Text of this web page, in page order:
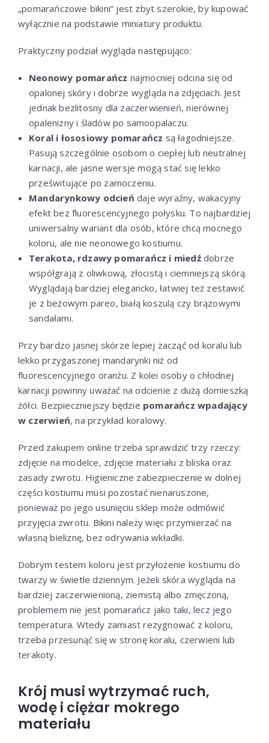
„pomarańczowe bikini” jest zbyt szerokie, by kupować
wyłącznie na podstawie miniatury produktu.
Praktyczny podział wygląda następująco:
Neonowy pomarańcz najmocniej odcina się od
opalonej skóry i dobrze wygląda na zdjęciach. Jest
jednak bezlitosny dla zaczerwienień, nierównej
opalenizny i śladów po samoopalaczu.
Koral i łososiowy pomarańcz są łagodniejsze.
Pasują szczególnie osobom o ciepłej lub neutralnej
karnacji, ale jasne wersje mogą stać się lekko
prześwitujące po zamoczeniu.
Mandarynkowy odcień daje wyraźny, wakacyjny
efekt bez fluorescencyjnego połysku. To najbardziej
uniwersalny wariant dla osób, które chcą mocnego
koloru, ale nie neonowego kostiumu.
Terakota, rdzawy pomarańcz i miedźdobrze
współgrają z oliwkową, złocistą i ciemniejszą skórą.
Wyglądają bardziej elegancko, łatwiej też zestawić
je z beżowym pareo, białą koszulą czy brązowymi
sandałami.
Przy bardzo jasnej skórze lepiej zacząć od koralu lub
lekko przygaszonej mandarynki niż od
fluorescencyjnego oranżu. Z kolei osoby o chłodnej
karnacji powinny uważać na odcienie z dużą domieszką
żółci. Bezpieczniejszy będzie pomarańcz wpadający
w czerwień, na przykład koralowy.
Przed zakupem online trzeba sprawdzić trzy rzeczy:
zdjęcie na modelce, zdjęcie materiału z bliska oraz
zasady zwrotu. Higieniczne zabezpieczenie w dolnej
części kostiumu musi pozostać nienaruszone,
ponieważ po jego usunięciu sklep może odmówić
przyjęcia zwrotu. Bikini należy więc przymierzać na
własną bieliznę, bez odrywania wkładki.
Dobrym testem koloru jest przyłożenie kostiumu do
twarzy w świetle dziennym. Jeżeli skóra wygląda na
bardziej zaczerwienioną, ziemistą albo zmęczoną,
problemem nie jest pomarańcz jako taki, lecz jego
temperatura. Wtedy zamiast rezygnować z koloru,
trzeba przesunąć się w stronę koralu, czerwieni lub
terakoty.
Krój musi wytrzymać ruch,
wodę i ciężar mokrego
materiału